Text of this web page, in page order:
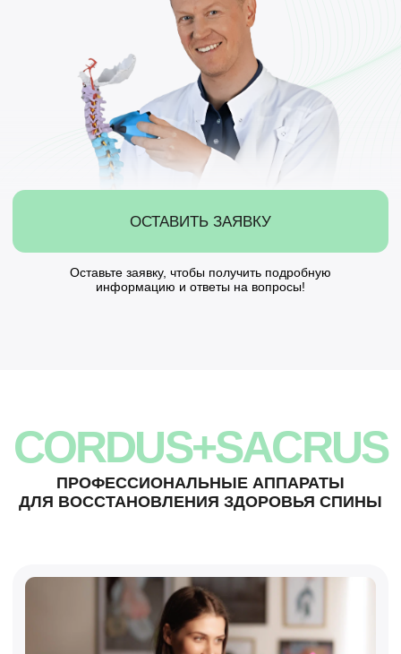
ОСТАВИТЬ ЗАЯВКУ
Оставьте заявку, чтобы получить подробную
информацию и ответы на вопросы!
ДЛЯ ВОССТАНОВЛЕНИЯ ЗДОРОВЬЯ СПИНЫ
CORDUS+SACRUS
Помогают устранять мышечные зажимы